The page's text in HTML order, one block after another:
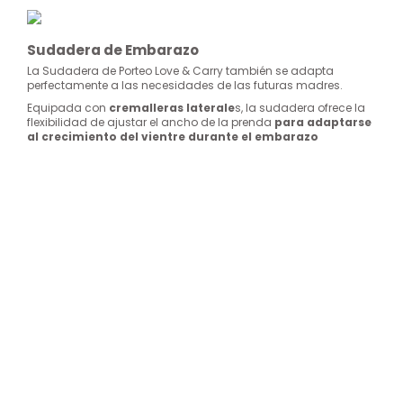
Sudadera de Embarazo
La Sudadera de Porteo Love & Carry también se adapta
perfectamente a las necesidades de las futuras madres.
Equipada con cremalleras laterales, la sudadera ofrece la
flexibilidad de ajustar el ancho de la prenda para adaptarse
al crecimiento del vientre durante el embarazo